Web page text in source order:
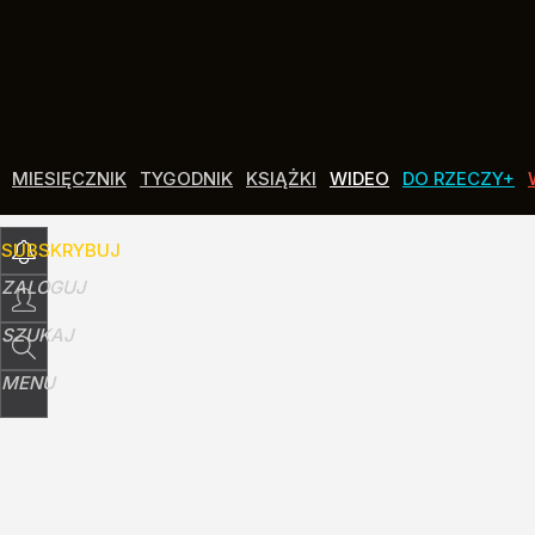
MIESIĘCZNIK TYGODNIK KSIĄŻKI WIDEO DO RZECZY+
SUBSKRYBUJ
ZALOGUJ
SZUKAJ
MENU